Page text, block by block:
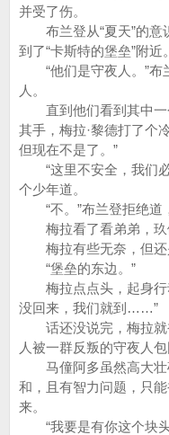
并受了伤。
布兰登从“夏天”的意
到了“卡斯特的堡垒”附近。
“他们是守夜人。”布
人。
直到他们看到其中一
其手，梅拉·黎德打了个
但现在不是了。”
“这里不安全，我们必
个少年道。
“不。”布兰登拒绝道
梅拉看了看弟弟，玖
梅拉有些无奈，但还
“堡垒的东边。”
梅拉点点头，起身行
没回来，我们就到……”
话还没说完，梅拉就
人被一群反叛的守夜人包
马僮阿多虽然高大壮
和，且有智力问题，只
来。
“我要是有你这个块头